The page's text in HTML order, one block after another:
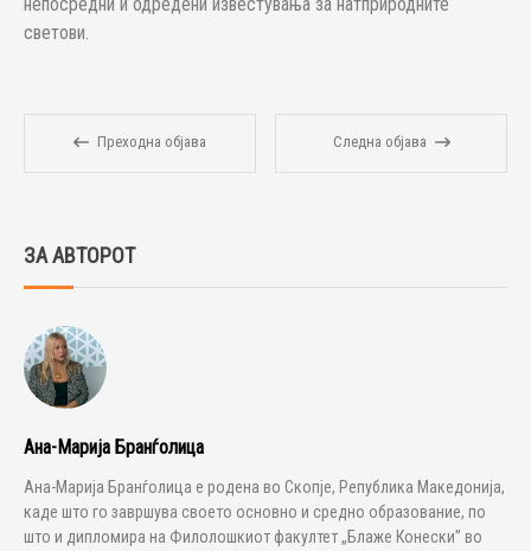
светови.
Преходна објава Следна објава
ЗА АВТОРОТ
Ана-Марија Бранѓолица
Ана-Марија Бранѓолица е родена во Скопје, Република Македонија,
каде што го завршува своето основно и средно образование, по
што и дипломира на Филолошкиот факултет „Блаже Конески” во